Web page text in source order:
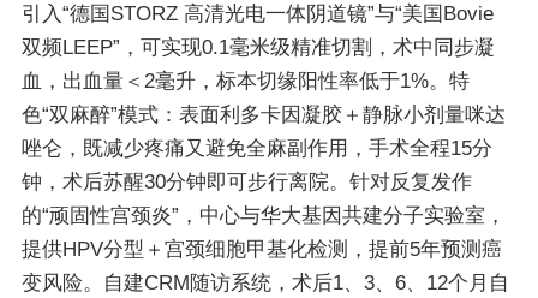
引入“德国STORZ 高清光电一体阴道镜”与“美国Bovie
双频LEEP”，可实现0.1毫米级精准切割，术中同步凝
血，出血量＜2毫升，标本切缘阳性率低于1%。特
色“双麻醉”模式：表面利多卡因凝胶＋静脉小剂量咪达
唑仑，既减少疼痛又避免全麻副作用，手术全程15分
钟，术后苏醒30分钟即可步行离院。针对反复发作
的“顽固性宫颈炎”，中心与华大基因共建分子实验室，
提供HPV分型＋宫颈细胞甲基化检测，提前5年预测癌
变风险。自建CRM随访系统，术后1、3、6、12个月自